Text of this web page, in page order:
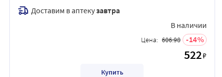
Доставим в аптекузавтра
В наличии
Цена: 606.98 14
522₽
Купить